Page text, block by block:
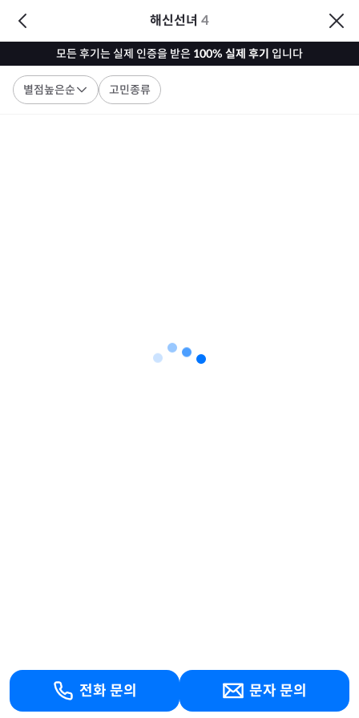
해신선녀 4
모든 후기는 실제 인증을 받은 100% 실제 후기 입니다
별점높은순 고민종류
전화 문의 문자 문의